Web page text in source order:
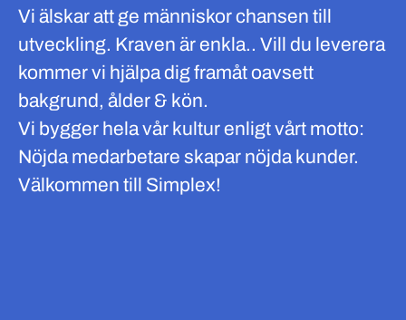
Vi älskar att ge människor chansen till
utveckling. Kraven är enkla.. Vill du leverera
kommer vi hjälpa dig framåt oavsett
bakgrund, ålder & kön.
Vi bygger hela vår kultur enligt vårt motto:
Nöjda medarbetare skapar nöjda kunder.
Välkommen till Simplex!